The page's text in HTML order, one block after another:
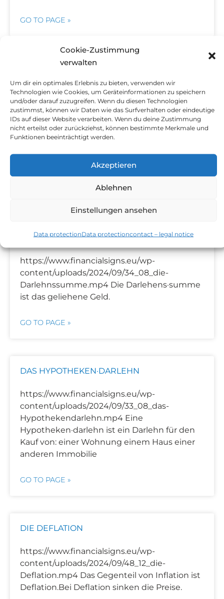
Cookie-Zustimmung
verwalten
Um dir ein optimales Erlebnis zu bieten, verwenden wir
Technologien wie Cookies, um Geräteinformationen zu speichern
und/oder darauf zuzugreifen. Wenn du diesen Technologien
zustimmst, können wir Daten wie das Surfverhalten oder eindeutige
IDs auf dieser Website verarbeiten. Wenn du deine Zustimmung
nicht erteilst oder zurückziehst, können bestimmte Merkmale und
Funktionen beeinträchtigt werden.
Akzeptieren
Ablehnen
Einstellungen ansehen
Data protectionData protectioncontact – legal notice
GO TO PAGE »
https://www.financialsigns.eu/wp-
content/uploads/2024/09/37_09_der-
Idenditaetsdiebstahl.mp4
Idenditäts·diebstahl heißt:Jemand gibt sich
als eine andere Person aus.Die Person
verwendet zum Beispiel deinen Name und
DIE DARLEHNS·SUMME
https://www.financialsigns.eu/wp-
content/uploads/2024/09/34_08_die-
Darlehnssumme.mp4 Die Darlehens·summe
ist das geliehene Geld.
GO TO PAGE »
DAS HYPOTHEKEN·DARLEHN
https://www.financialsigns.eu/wp-
content/uploads/2024/09/33_08_das-
Hypothekendarlehn.mp4 Eine
Hypotheken·darlehn ist ein Darlehn für den
Kauf von: einer Wohnung einem Haus einer
anderen Immobilie
GO TO PAGE »
DIE DEFLATION
https://www.financialsigns.eu/wp-
content/uploads/2024/09/48_12_die-
Deflation.mp4 Das Gegenteil von Inflation ist
Deflation.Bei Deflation sinken die Preise.